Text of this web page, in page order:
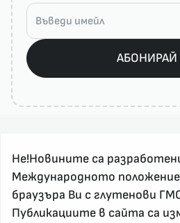
АБОНИРАЙ
За реклама и връзка с нас,
Не!Новините са
Международното
браузъра Ви с глутенови
Публикациите в сайта са